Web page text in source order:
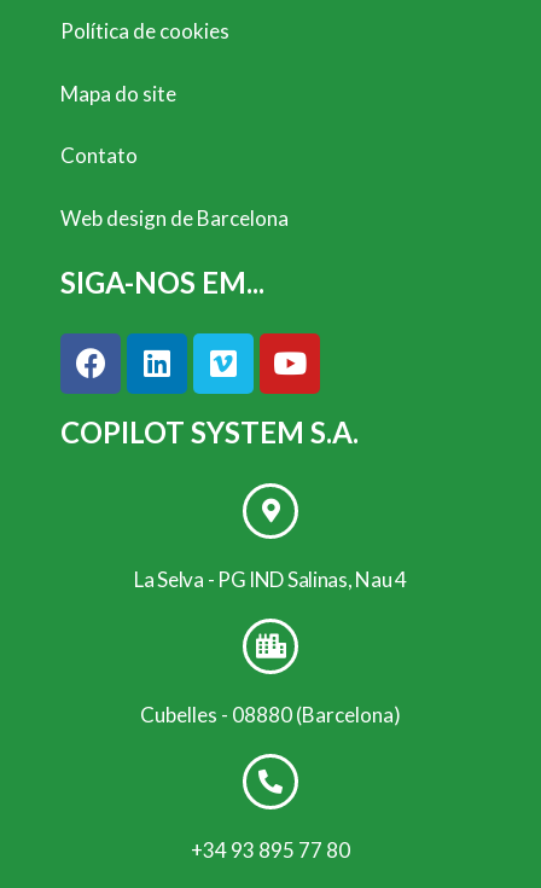
Política de cookies
Mapa do site
Contato
Web design de Barcelona
SIGA-NOS EM...
COPILOT SYSTEM S.A.
La Selva - PG IND Salinas, Nau 4
Cubelles - 08880 (Barcelona)
+34 93 895 77 80